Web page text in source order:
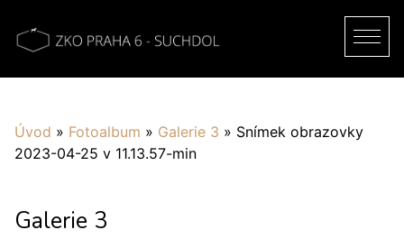
Úvod » Fotoalbum » Galerie 3 » Snímek obrazovky
2023-04-25 v 11.13.57-min
Galerie 3